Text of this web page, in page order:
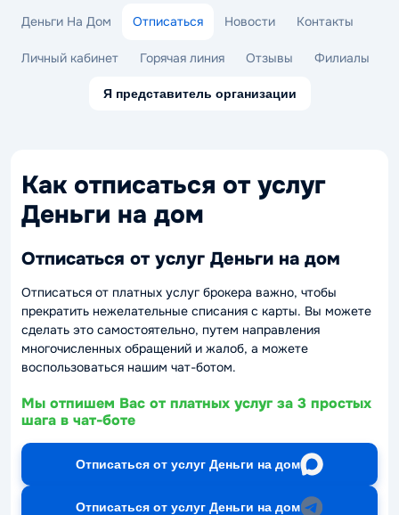
Деньги На Дом Отписаться Новости Контакты
Личный кабинет Горячая линия Отзывы Филиалы
Я представитель организации
Как отписаться от услуг
Деньги на дом
Отписаться от услуг Деньги на дом
Отписаться от платных услуг брокера важно, чтобы
прекратить нежелательные списания с карты. Вы можете
сделать это самостоятельно, путем направления
многочисленных обращений и жалоб, а можете
воспользоваться нашим чат-ботом.
Мы отпишем Вас от платных услуг за 3 простых
шага в чат-боте
Отписаться от услуг Деньги на дом
Отписаться от услуг Деньги на дом